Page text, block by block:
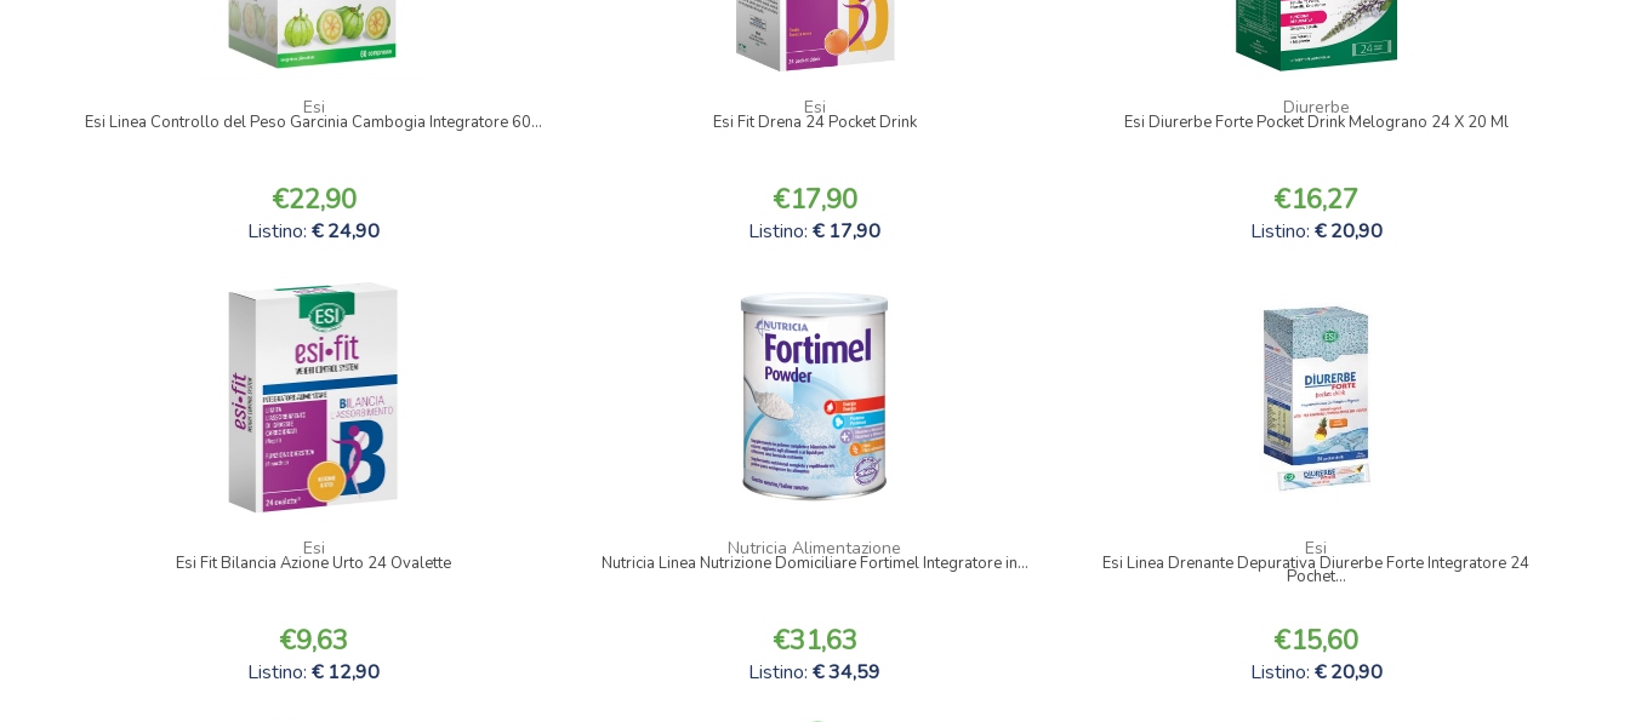
Esi
Esi Linea Controllo del Peso Garcinia Cambogia Integratore 60...
22,90
Listino:24,90
Esi
Esi Fit Drena 24 Pocket Drink
17,90
Listino:17,90
Diurerbe
Esi Diurerbe Forte Pocket Drink Melograno 24 X 20 Ml
16,27
Listino: 20,90
Esi
Esi Fit Bilancia Azione Urto 24 Ovalette
9,63
Listino:12,90
Nutricia Alimentazione
Nutricia Linea Nutrizione Domiciliare Fortimel Integratore in...
31,63
Listino:34,59
Esi
Esi Linea Drenante Depurativa Diurerbe Forte Integratore 24
Pochet...
15,60
Listino: 20,90